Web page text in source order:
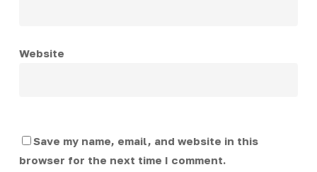
Website
Save my name, email, and website in this
browser for the next time I comment.